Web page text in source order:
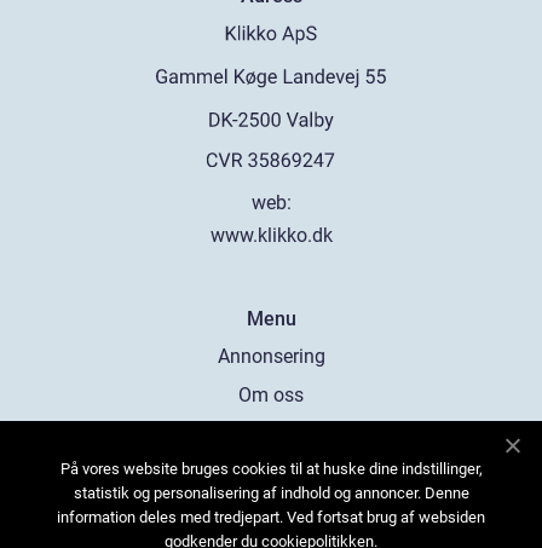
web:
www.klikko.dk
Menu
Annonsering
Om oss
Kontakta oss
Sitemap
På vores website bruges cookies til at huske dine indstillinger,
statistik og personalisering af indhold og annoncer. Denne
information deles med tredjepart. Ved fortsat brug af websiden
godkender du cookiepolitikken.